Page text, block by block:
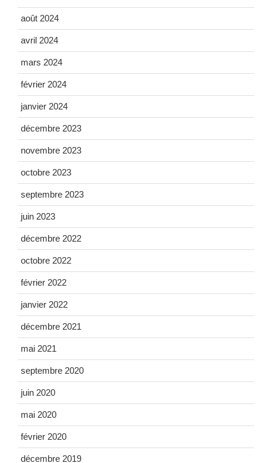
août 2024
avril 2024
mars 2024
février 2024
janvier 2024
décembre 2023
novembre 2023
octobre 2023
septembre 2023
juin 2023
décembre 2022
octobre 2022
février 2022
janvier 2022
décembre 2021
mai 2021
septembre 2020
juin 2020
mai 2020
février 2020
décembre 2019